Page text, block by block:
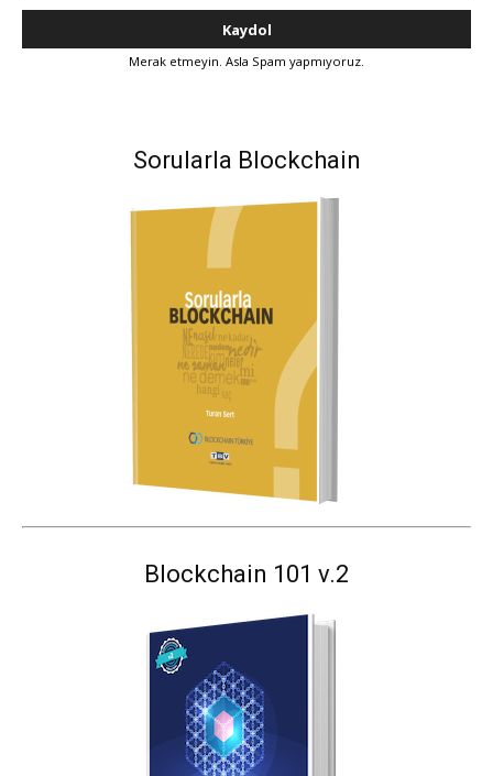
Merak etmeyin. Asla Spam yapmıyoruz.
Sorularla Blockchain
Blockchain 101 v.2